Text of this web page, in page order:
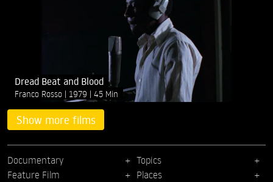
Dread Beat and Blood
Franco Rosso 1979 45 Min
Show more films
Documentary
Feature Film
Topics
Places